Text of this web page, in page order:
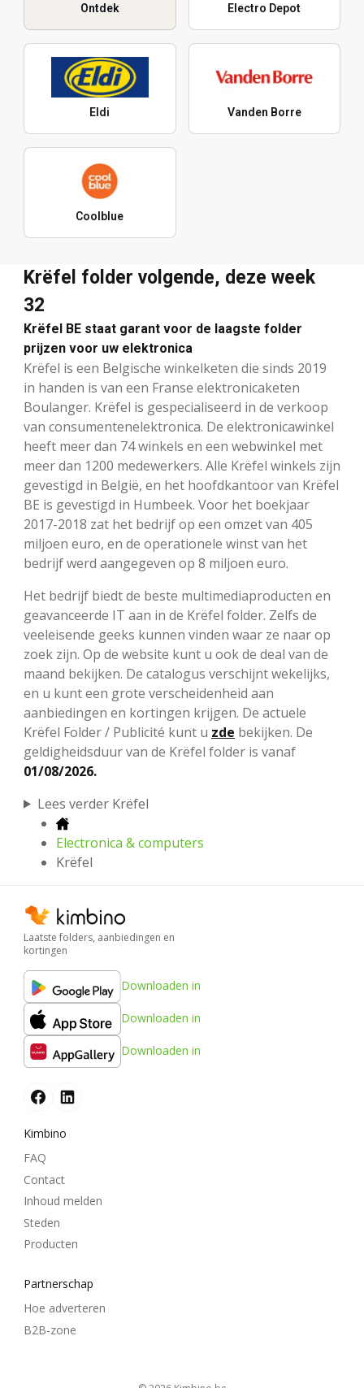
Ontdek Electro Depot
Eldi Vanden Borre
Coolblue
Krëfel folder volgende, deze week
32
Krëfel BE staat garant voor de laagste folder
prijzen voor uw elektronica
Krëfel is een Belgische winkelketen die sinds 2019
in handen is van een Franse elektronicaketen
Boulanger. Krëfel is gespecialiseerd in de verkoop
van consumentenelektronica. De elektronicawinkel
heeft meer dan 74 winkels en een webwinkel met
meer dan 1200 medewerkers. Alle Krëfel winkels zijn
gevestigd in België, en het hoofdkantoor van Krëfel
BE is gevestigd in Humbeek. Voor het boekjaar
2017-2018 zat het bedrijf op een omzet van 405
miljoen euro, en de operationele winst van het
bedrijf werd aangegeven op 8 miljoen euro.
Het bedrijf biedt de beste multimediaproducten en
geavanceerde IT aan in de Krëfel folder. Zelfs de
veeleisende geeks kunnen vinden waar ze naar op
zoek zijn. Op de website kunt u ook de deal van de
maand bekijken. De catalogus verschijnt wekelijks,
en u kunt een grote verscheidenheid aan
aanbiedingen en kortingen krijgen. De actuele
Krëfel Folder / Publicité kunt u zde bekijken. De
geldigheidsduur van de Krëfel folder is vanaf
01/08/2026.
Lees verder Krëfel
Electronica & computers
Krëfel
Laatste folders, aanbiedingen en
kortingen
Downloaden in
Downloaden in
Downloaden in
Kimbino
FAQ
Contact
Inhoud melden
Steden
Producten
Partnerschap
Hoe adverteren
B2B-zone